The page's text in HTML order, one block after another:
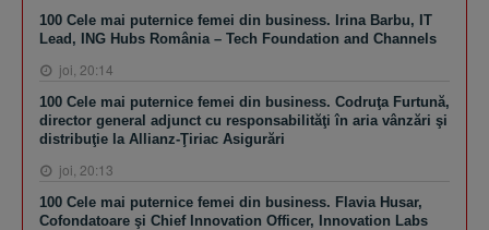
100 Cele mai puternice femei din business. Irina Barbu, IT
Lead, ING Hubs România – Tech Foundation and Channels
joi, 20:14
100 Cele mai puternice femei din business. Codruţa Furtună,
director general adjunct cu responsabilităţi în aria vânzări şi
distribuţie la Allianz-Ţiriac Asigurări
joi, 20:13
100 Cele mai puternice femei din business. Flavia Husar,
Cofondatoare şi Chief Innovation Officer, Innovation Labs